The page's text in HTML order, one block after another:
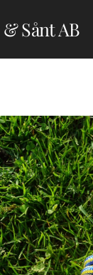
Sånt AB